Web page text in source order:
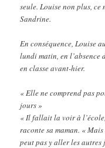
seule. Louise non plus, ce
Sandrine.
En conséquence, Louise
lundi matin, en l’absence
en classe avant-hier.
« Elle ne comprend pas
jours »
« Il fallait la voir à
raconte sa maman. «
peut pas y aller les